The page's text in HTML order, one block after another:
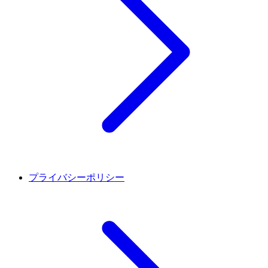
プライバシーポリシー